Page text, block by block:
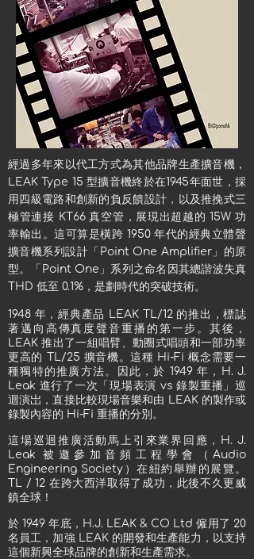
經過多年來以代工方式為其他品牌生產擴音機，
LEAK Type 15 型擴音機終於在1945年面世，採
用四級電路和創新的負反饋設計，以及推挽式三
極管連接 KT66 真空管，展現出超越的 15W 功
率輸出。這可算是橫跨 1950 年代的經典立體聲
擴音機系列設計「Point One Amplifier」的原
型。「Point One」系列之命名因其總諧波失真
THD 低至 0.1%，是劃時代的突破技術。
1948 年，經典產品 LEAK TL/12 的推出，標誌
著邁向高傳真度聲音重播的第一步。其後，
LEAK 推出了一組唱臂、動圈式唱頭和一部功率
更高的 TL/25 擴音機。這種 Hi-Fi 概念需要一
種獨特的推廣方法。因此，於 1949 年，H. J.
Leak 進行了一次「現場表演 vs 錄製重播」巡
迴演岀，直接比較現場音樂和由 LEAK 的製作或
錄製內容的 Hi-Fi 重播的分別。
這場巡迴推廣活動馬上引來業界回應，H. J.
Leak 被邀參加音頻工程學會（Audio
Engineering Society）在紐約舉辦的展覽。
TL / 12 在跨大西洋取得了成功，此後不久更威
鎮全球！
於 1949 年底，H.J. LEAK & CO Ltd 僱用了 20
名員工，加強 LEAK 的開發和生產能力，以支持
這個新興全球品牌的創新和生產需求。